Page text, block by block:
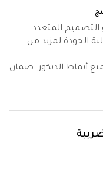
التصميم المتعدد
الجودة لمزيد من
أنماط الديكور. ضمان